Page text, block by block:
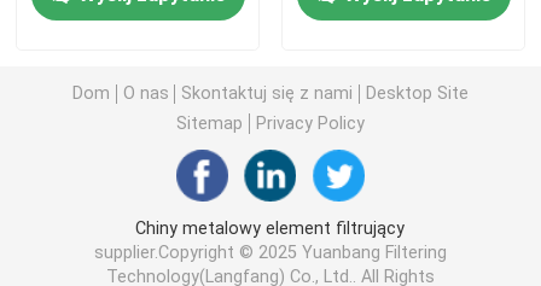
Wkład filtra oleju napędowego
Wkład filtra sprężarki powietrza
Filtr elementu koalescencyjnego
Dom O nas Skontaktuj się z nami
Desktop Site
Sitemap
Privacy Policy
Chiny metalowy element filtrujący
supplier.Copyright © 2025 Yuanbang Filtering
Technology(Langfang) Co., Ltd.. All Rights